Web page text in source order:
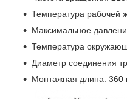
Температура рабочей
Максимальное
Температура
Диаметр соединения
Монтажная длина: 360